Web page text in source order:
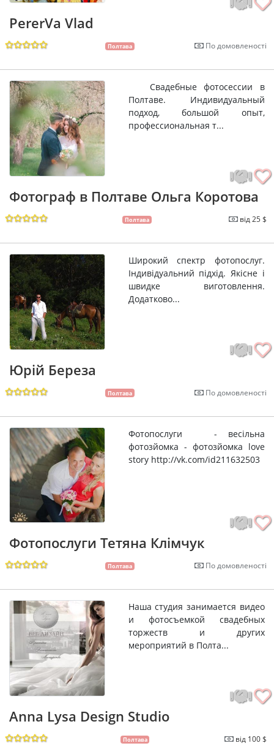
PererVa Vlad
Полтава По домовленості
Свадебные фотосессии в
Полтаве. Индивидуальный
подход, большой опыт,
профессиональная т...
Фотограф в Полтаве Ольга Коротова
Полтава від 25 $
Широкий спектр фотопослуг.
Індивідуальний підхід. Якісне і
швидке виготовлення.
Додатково...
Юрій Береза
Полтава По домовленості
Фотопослуги - весільна
фотозйомка - фотозйомка love
story http://vk.com/id211632503
Фотопослуги Тетяна Клімчук
Полтава По домовленості
Наша студия занимается видео
и фотосъемкой свадебных
торжеств и других
мероприятий в Полта...
Anna Lysa Design Studio
Полтава від 100 $